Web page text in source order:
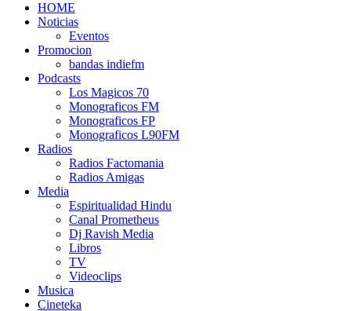
HOME
Noticias
Eventos
Promocion
bandas indiefm
Podcasts
Los Magicos 70
Monograficos FM
Monograficos FP
Monograficos L90FM
Radios
Radios Factomania
Radios Amigas
Media
Espiritualidad Hindu
Canal Prometheus
Dj Ravish Media
Libros
TV
Videoclips
Musica
Cineteka